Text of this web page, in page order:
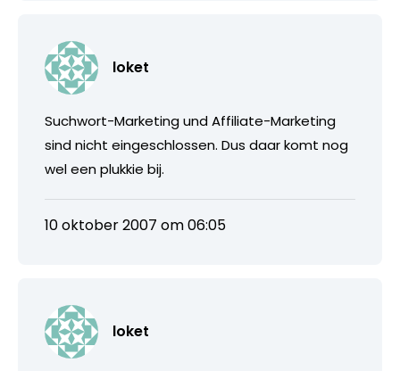
loket
Suchwort-Marketing und Affiliate-Marketing
sind nicht eingeschlossen. Dus daar komt nog
wel een plukkie bij.
10 oktober 2007 om 06:05
loket